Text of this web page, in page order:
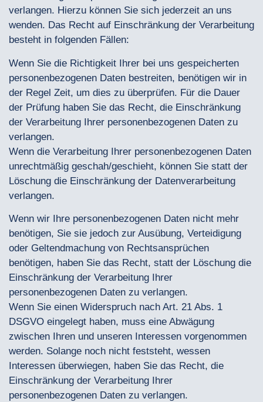
verlangen. Hierzu können Sie sich jederzeit an uns
wenden. Das Recht auf Einschränkung der Verarbeitung
besteht in folgenden Fällen:
Wenn Sie die Richtigkeit Ihrer bei uns gespeicherten
personenbezogenen Daten bestreiten, benötigen wir in
der Regel Zeit, um dies zu überprüfen. Für die Dauer
der Prüfung haben Sie das Recht, die Einschränkung
der Verarbeitung Ihrer personenbezogenen Daten zu
verlangen.
Wenn die Verarbeitung Ihrer personenbezogenen Daten
unrechtmäßig geschah/geschieht, können Sie statt der
Löschung die Einschränkung der Datenverarbeitung
verlangen.
Wenn wir Ihre personenbezogenen Daten nicht mehr
benötigen, Sie sie jedoch zur Ausübung, Verteidigung
oder Geltendmachung von Rechtsansprüchen
benötigen, haben Sie das Recht, statt der Löschung die
Einschränkung der Verarbeitung Ihrer
personenbezogenen Daten zu verlangen.
Wenn Sie einen Widerspruch nach Art. 21 Abs. 1
DSGVO eingelegt haben, muss eine Abwägung
zwischen Ihren und unseren Interessen vorgenommen
werden. Solange noch nicht feststeht, wessen
Interessen überwiegen, haben Sie das Recht, die
Einschränkung der Verarbeitung Ihrer
personenbezogenen Daten zu verlangen.